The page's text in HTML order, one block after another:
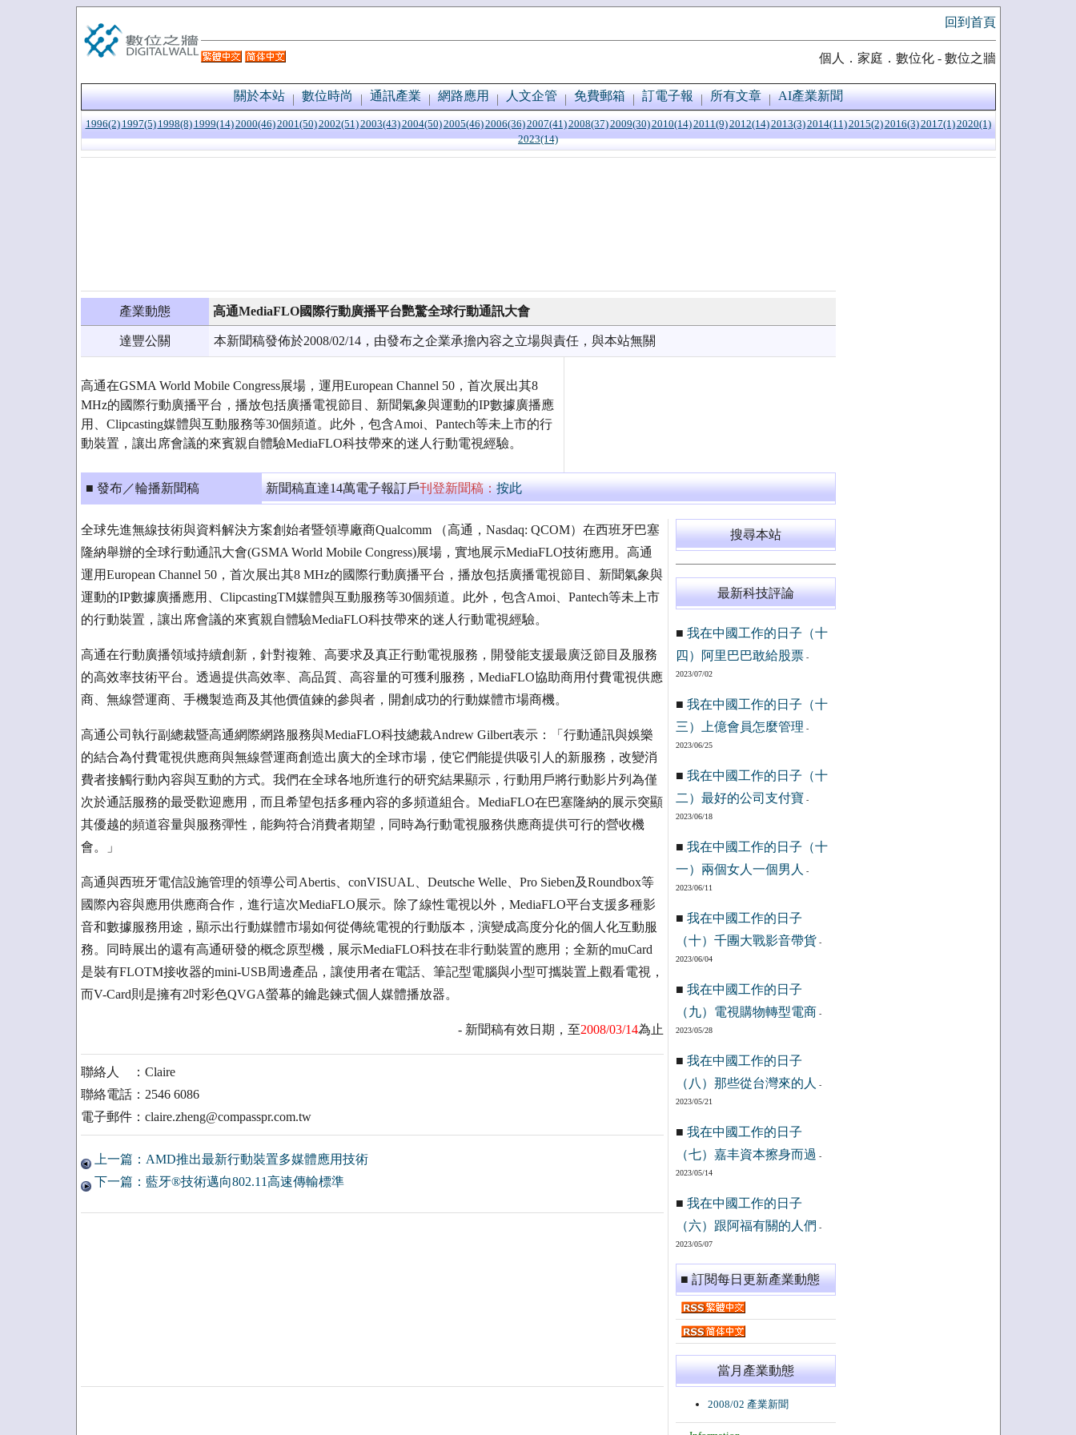
回到首頁
個人．家庭．數位化 - 數位之牆
關於本站 數位時尚 通訊產業 網路應用 人文企管 免費郵箱 訂電子報 所有文章 AI產業新聞
1996(2) 1997(5) 1998(8) 1999(14)2000(46)2001(50)2002(51)2003(43)2004(50)2005(46)2006(36)2007(41)2008(37)2009(30)2010(14)2011(9)2012(14)2013(3)2014(11)2015(2)2016(3)2017(1)2020(1)
2023(14)
產業動態 高通MediaFLO國際行動廣播平台艷驚全球行動通訊大會
達豐公關 本新聞稿發佈於2008/02/14，由發布之企業承擔內容之立場與責任，與本站無關
高通在GSMA World Mobile Congress展場，運用European Channel 50，首次展出其8
MHz的國際行動廣播平台，播放包括廣播電視節目、新聞氣象與運動的IP數據廣播應
用、Clipcasting媒體與互動服務等30個頻道。此外，包含Amoi、Pantech等未上市的行
動裝置，讓出席會議的來賓親自體驗MediaFLO科技帶來的迷人行動電視經驗。
■ 發布／輪播新聞稿 新聞稿直達14萬電子報訂戶刊登新聞稿：按此
全球先進無線技術與資料解決方案創始者暨領導廠商Qualcomm （高通，Nasdaq: QCOM）在西班牙巴塞
隆納舉辦的全球行動通訊大會(GSMA World Mobile Congress)展場，實地展示MediaFLO技術應用。高通
運用European Channel 50，首次展出其8 MHz的國際行動廣播平台，播放包括廣播電視節目、新聞氣象與
運動的IP數據廣播應用、ClipcastingTM媒體與互動服務等30個頻道。此外，包含Amoi、Pantech等未上市
的行動裝置，讓出席會議的來賓親自體驗MediaFLO科技帶來的迷人行動電視經驗。
高通在行動廣播領域持續創新，針對複雜、高要求及真正行動電視服務，開發能支援最廣泛節目及服務
的高效率技術平台。透過提供高效率、高品質、高容量的可獲利服務，MediaFLO協助商用付費電視供應
商、無線營運商、手機製造商及其他價值鍊的參與者，開創成功的行動媒體市場商機。
高通公司執行副總裁暨高通網際網路服務與MediaFLO科技總裁Andrew Gilbert表示：「行動通訊與娛樂
的結合為付費電視供應商與無線營運商創造出廣大的全球市場，使它們能提供吸引人的新服務，改變消
費者接觸行動內容與互動的方式。我們在全球各地所進行的研究結果顯示，行動用戶將行動影片列為僅
次於通話服務的最受歡迎應用，而且希望包括多種內容的多頻道組合。MediaFLO在巴塞隆納的展示突顯
其優越的頻道容量與服務彈性，能夠符合消費者期望，同時為行動電視服務供應商提供可行的營收機
會。」
高通與西班牙電信設施管理的領導公司Abertis、conVISUAL、Deutsche Welle、Pro Sieben及Roundbox等
國際內容與應用供應商合作，進行這次MediaFLO展示。除了線性電視以外，MediaFLO平台支援多種影
音和數據服務用途，顯示出行動媒體市場如何從傳統電視的行動版本，演變成高度分化的個人化互動服
務。同時展出的還有高通研發的概念原型機，展示MediaFLO科技在非行動裝置的應用；全新的muCard
是裝有FLOTM接收器的mini-USB周邊產品，讓使用者在電話、筆記型電腦與小型可攜裝置上觀看電視，
而V-Card則是擁有2吋彩色QVGA螢幕的鑰匙鍊式個人媒體播放器。
- 新聞稿有效日期，至2008/03/14為止
聯絡人 ：Claire
聯絡電話：2546 6086
電子郵件：claire.zheng@compasspr.com.tw
上一篇：AMD推出最新行動裝置多媒體應用技術
下一篇：藍牙®技術邁向802.11高速傳輸標準
搜尋本站
最新科技評論
■ 我在中國工作的日子（十
四）阿里巴巴敢給股票-
2023/07/02
■ 我在中國工作的日子（十
三）上億會員怎麼管理 -
2023/06/25
■ 我在中國工作的日子（十
二）最好的公司支付寶 -
2023/06/18
■ 我在中國工作的日子（十
一）兩個女人一個男人
-
2023/06/11
■ 我在中國工作的日子
（十）千團大戰影音帶貨 -
2023/06/04
■ 我在中國工作的日子
（九）電視購物轉型電商 -
2023/05/28
■ 我在中國工作的日子
（八）那些從台灣來的人
-
2023/05/21
■ 我在中國工作的日子
（七）嘉丰資本擦身而過 -
2023/05/14
■ 我在中國工作的日子
（六）跟阿福有關的人們 -
2023/05/07
■ 訂閱每日更新產業動態
當月產業動態
2008/02 產業新聞